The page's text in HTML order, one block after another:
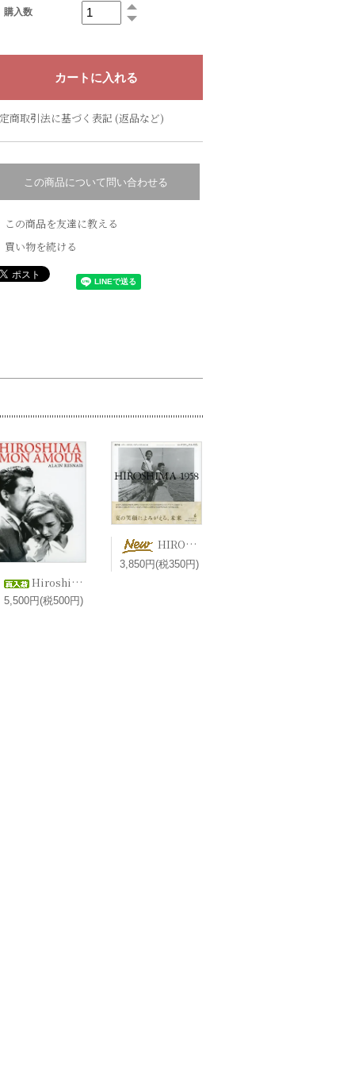
購入数
商取引法に基づく表記 (返品など)
この商品について問い合わせる
この商品を友達に教える
買い物を続ける
Hiroshima, mon amour 二十四時間の情事 ヒロシマモナムール (1959) / Alain Resnais アラン・レネ 2DVD
5,500円(税500円)
HIROSHIMA 1958 港千尋＋マリー＝クリスティーヌ・ドゥ・ナヴァセル 編 エマニュエル・リヴァ 写真【新刊】
3,850円(税350円)